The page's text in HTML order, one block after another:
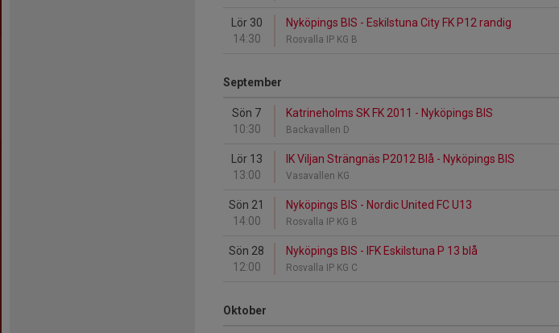
Lör 30
14:30
Nyköpings BIS - Eskilstuna City FK P12 randig
Rosvalla IP KG B
September
Sön 7
10:30
Katrineholms SK FK 2011 - Nyköpings BIS
Backavallen D
Lör 13
13:00
IK Viljan Strängnäs P2012 Blå - Nyköpings BIS
Vasavallen KG
Sön 21
14:00
Nyköpings BIS - Nordic United FC U13
Rosvalla IP KG B
Sön 28
12:00
Nyköpings BIS - IFK Eskilstuna P 13 blå
Rosvalla IP KG C
Oktober